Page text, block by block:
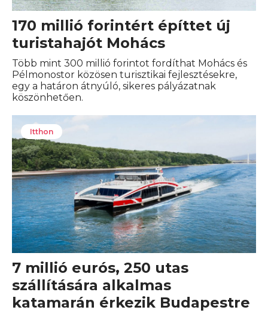
170 millió forintért építtet új
turistahajót Mohács
Több mint 300 millió forintot fordíthat Mohács és
Pélmonostor közösen turisztikai fejlesztésekre,
egy a határon átnyúló, sikeres pályázatnak
köszönhetően.
Itthon
7 millió eurós, 250 utas
szállítására alkalmas
katamarán érkezik Budapestre